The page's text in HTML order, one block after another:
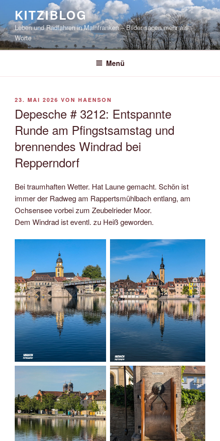
springen
KITZIBLOG
Leben und Radfahren in Mainfranken – Bilder sagen mehr als
Worte
Menü
VERÖFFENTLICHT
23. MAI 2026 VON HAENSON
Depesche # 3212: Entspannte
Runde am Pfingstsamstag und
brennendes Windrad bei
Repperndorf
Bei traumhaften Wetter. Hat Laune gemacht. Schön ist
immer der Radweg am Rappertsmühlbach entlang, am
Ochsensee vorbei zum Zeubelrieder Moor.
Dem Windrad ist eventl. zu Heiß geworden.